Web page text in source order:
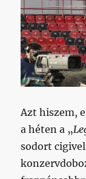
Azt hiszem,
a héten a „
sodort